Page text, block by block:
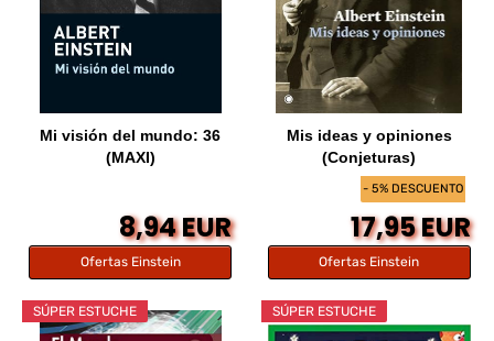
Mi visión del mundo: 36
(MAXI)
8,94 EUR
Ofertas Einstein
- 5% DESCUENTO
Mis ideas y opiniones
(Conjeturas)
17,95 EUR
Ofertas Einstein
SÚPER ESTUCHE SÚPER ESTUCHE